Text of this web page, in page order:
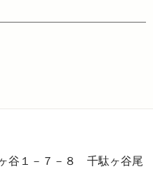
谷１－７－８ 千駄ヶ谷尾